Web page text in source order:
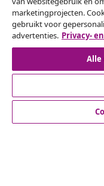
Een annulering
Klantenservice
marketingprojecten.
gebruikt voor
advertenties. Privacy-
Alle